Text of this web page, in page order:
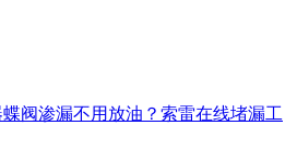
阀渗漏不用放油？索雷在线堵漏工